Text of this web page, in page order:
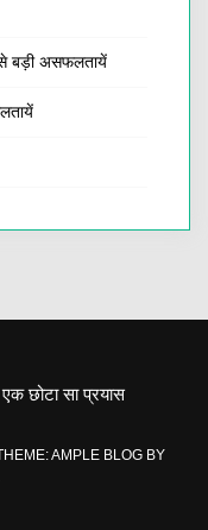
बड़ी असफलतायें
छोटा सा प्रयास
AMPLE BLOG BY